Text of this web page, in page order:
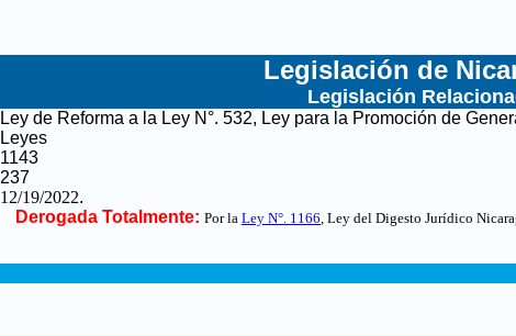
Legislación de
Legislación
Ley de Reforma a la Ley N°. 532, Ley para la Promoción de
Leyes
1143
237
12/19/2022.
Derogada Totalmente: Por la Ley N°. 1166, Ley del Digesto Jurídico